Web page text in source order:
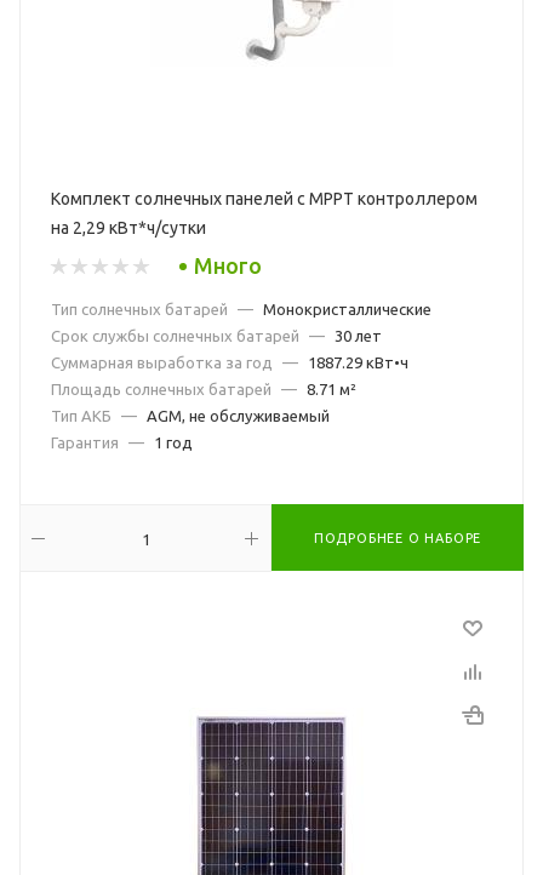
Комплект солнечных панелей с МРРТ контроллером
на 2,29 кВт*ч/сутки
Много
Тип солнечных батарей — Монокристаллические
Срок службы солнечных батарей
—
30 лет
Суммарная выработка за год
—
1887.29 кВт•ч
Площадь солнечных батарей
— 8.71 м²
Тип АКБ
— AGM, не обслуживаемый
Гарантия
— 1 год
ПОДРОБНЕЕ О НАБОРЕ